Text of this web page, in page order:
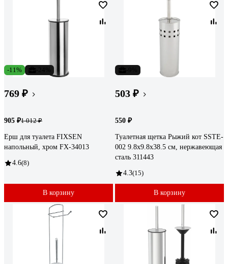
-11%
769 ₽
905 ₽1 012 ₽
Ерш для туалета FIXSEN
напольный, хром FX-34013
4.6(8)
В корзину
503 ₽
550 ₽
Туалетная щетка Рыжий кот SSTE-
002 9.8х9.8х38.5 см, нержавеющая
сталь 311443
4.3(15)
В корзину